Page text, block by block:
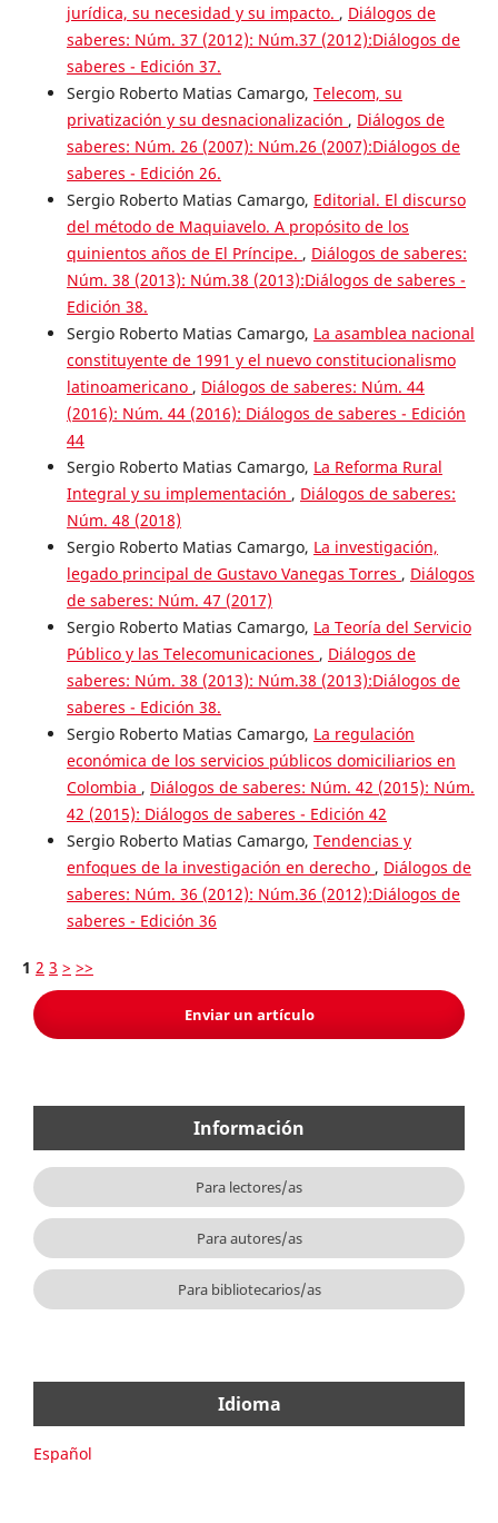
jurídica, su necesidad y su impacto. , Diálogos de
saberes: Núm. 37 (2012): Núm.37 (2012):Diálogos de
saberes - Edición 37.
Sergio Roberto Matias Camargo, Telecom, su
privatización y su desnacionalización , Diálogos de
saberes: Núm. 26 (2007): Núm.26 (2007):Diálogos de
saberes - Edición 26.
Sergio Roberto Matias Camargo, Editorial. El discurso
del método de Maquiavelo. A propósito de los
quinientos años de El Príncipe. , Diálogos de saberes:
Núm. 38 (2013): Núm.38 (2013):Diálogos de saberes -
Edición 38.
Sergio Roberto Matias Camargo, La asamblea nacional
constituyente de 1991 y el nuevo constitucionalismo
latinoamericano , Diálogos de saberes: Núm. 44
(2016): Núm. 44 (2016): Diálogos de saberes - Edición
44
Sergio Roberto Matias Camargo, La Reforma Rural
Integral y su implementación , Diálogos de saberes:
Núm. 48 (2018)
Sergio Roberto Matias Camargo, La investigación,
legado principal de Gustavo Vanegas Torres , Diálogos
de saberes: Núm. 47 (2017)
Sergio Roberto Matias Camargo, La Teoría del Servicio
Público y las Telecomunicaciones , Diálogos de
saberes: Núm. 38 (2013): Núm.38 (2013):Diálogos de
saberes - Edición 38.
Sergio Roberto Matias Camargo, La regulación
económica de los servicios públicos domiciliarios en
Colombia , Diálogos de saberes: Núm. 42 (2015): Núm.
42 (2015): Diálogos de saberes - Edición 42
Sergio Roberto Matias Camargo, Tendencias y
enfoques de la investigación en derecho , Diálogos de
saberes: Núm. 36 (2012): Núm.36 (2012):Diálogos de
saberes - Edición 36
1 2 3 > >>
Enviar un artículo
Información
Para lectores/as
Para autores/as
Para bibliotecarios/as
Idioma
Español